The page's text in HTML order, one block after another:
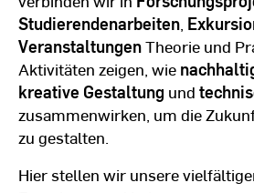
Studierendenarbeiten
VeranstaltungenTheorie und
Aktivitäten zeigen, wie
kreative Gestaltung und
zusammenwirken, um die
zu gestalten.
Hier stellen wir unsere